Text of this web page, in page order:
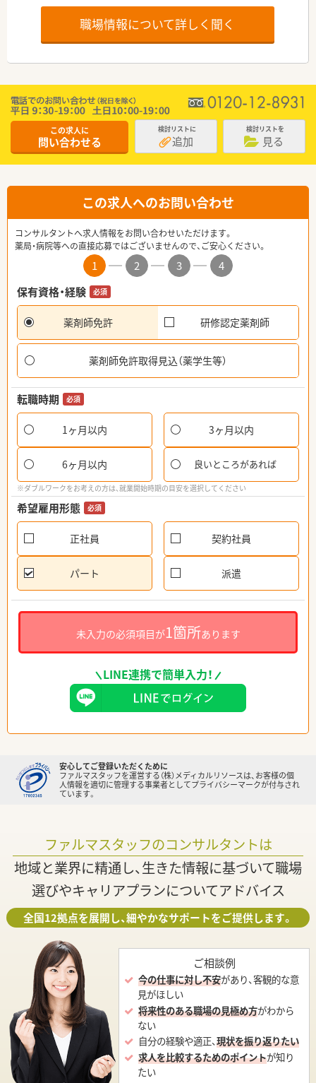
職場情報について詳しく聞く
この求人に
問い合わせる
検討リストに
追加
検討リストを
見る
この求人へのお問い合わせ
コンサルタントへ求人情報をお問い合わせいただけます。
薬局・病院等への直接応募ではございませんので、ご安心ください。
1 2 3
4
保有資格・経験
必須
薬剤師免許 研修認定薬剤師
薬剤師免許取得見込（薬学生等）
転職時期 必須
1ヶ月以内 3ヶ月以内
6ヶ月以内 良いところがあれば
※ダブルワークをお考えの方は、就業開始時期の目安を選択してください
希望雇用形態 必須
正社員 契約社員
パート 派遣
未入力の必須項目が1箇所あります
LINE連携で簡単入力！
安心してご登録いただくために
ファルマスタッフを運営する（株）メディカルリソースは、お客様の個
人情報を適切に管理する事業者としてプライバシーマークが付与され
ています。
ファルマスタッフのコンサルタントは
地域と業界に精通し、生きた情報に基づいて職場
選びやキャリアプランについてアドバイス
全国12拠点を展開し、細やかなサポートをご提供します。
ご相談例
今の仕事に対し不安があり、客観的な意
見がほしい
将来性のある職場の見極め方がわから
ない
自分の経験や適正、現状を振り返りたい
求人を比較するためのポイントが知り
たい